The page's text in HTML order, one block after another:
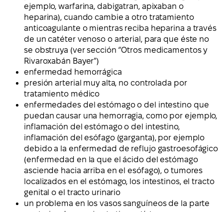
ejemplo, warfarina, dabigatran, apixaban o
heparina), cuando cambie a otro tratamiento
anticoagulante o mientras reciba heparina a través
de un catéter venoso o arterial, para que éste no
se obstruya (ver sección “Otros medicamentos y
Rivaroxabán Bayer”)
enfermedad hemorrágica
presión arterial muy alta, no controlada por
tratamiento médico
enfermedades del estómago o del intestino que
puedan causar una hemorragia, como por ejemplo,
inflamación del estómago o del intestino,
inflamación del esófago (garganta), por ejemplo
debido a la enfermedad de reflujo gastroesofágico
(enfermedad en la que el ácido del estómago
asciende hacia arriba en el esófago), o tumores
localizados en el estómago, los intestinos, el tracto
genital o el tracto urinario
un problema en los vasos sanguíneos de la parte